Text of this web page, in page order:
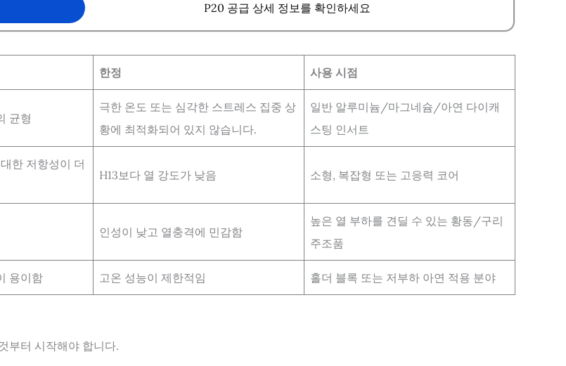
P20 공급 상세 정보를 확인하세요
한정 사용 시점
균형
극한 온도 또는 심각한 스트레스 집중 상
황에 최적화되어 있지 않습니다.
일반 알루미늄/마그네슘/아연 다이캐
스팅 인서트
한 저항성이 더
H13보다 열 강도가 낮음 소형, 복잡형 또는 고응력 코어
인성이 낮고 열충격에 민감함
높은 열 부하를 견딜 수 있는 황동/구리
주조품
용이함 고온 성능이 제한적임 홀더 블록 또는 저부하 아연 적용 분야
부터 시작해야 합니다.